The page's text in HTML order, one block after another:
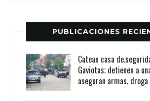
PUBLICACIONES
Catean casa
Gaviotas; detienen a
aseguran armas,